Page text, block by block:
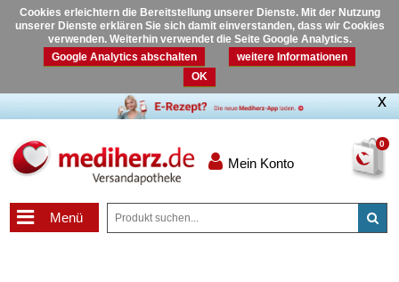
Cookies erleichtern die Bereitstellung unserer Dienste. Mit der Nutzung
unserer Dienste erklären Sie sich damit einverstanden, dass wir Cookies
verwenden. Weiterhin verwendet die Seite Google Analytics.
Google Analytics abschalten
weitere Informationen
OK
0
Mein Konto
Menü